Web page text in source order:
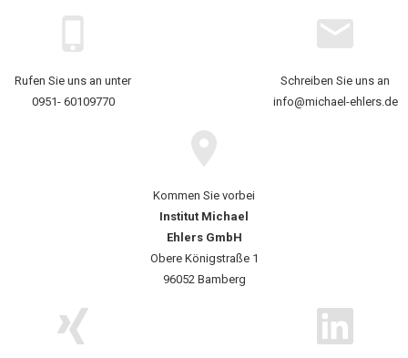
Rufen Sie uns an unter
0951- 60109770
Schreiben Sie uns an
info@michael-ehlers.de
Kommen Sie vorbei
Institut Michael
Ehlers GmbH
Obere Königstraße 1
96052 Bamberg